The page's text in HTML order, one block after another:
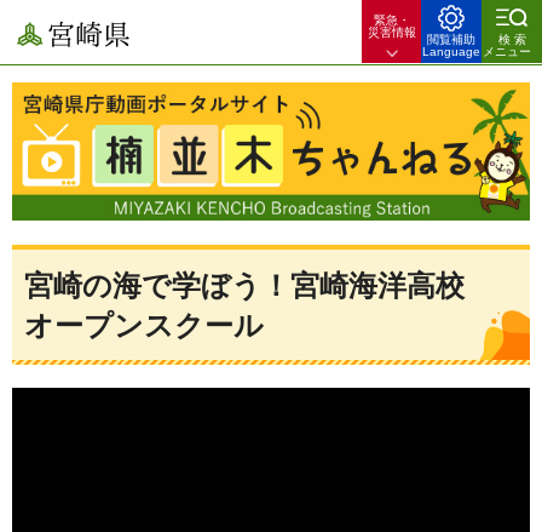
宮崎県
緊急・
災害情報
閲覧補助
Language
検索
メニュー
宮崎の海で学ぼう！宮崎海洋高校
オープンスクール